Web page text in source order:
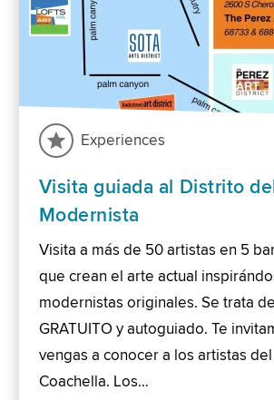
Experiences
Visita guiada al Distrito
Modernista
Visita a más de 50 artistas en 5
que crean el arte actual
modernistas originales. Se trata
GRATUITO y autoguiado. Te
vengas a conocer a los artistas
Coachella. Los…